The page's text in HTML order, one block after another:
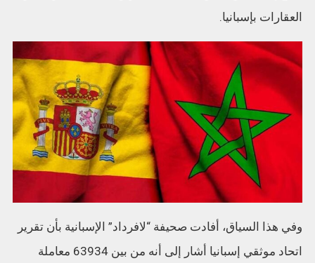
العقارات بإسبانيا.
وفي هذا السياق، أفادت صحيفة “لافرداد” الإسبانية بأن تقرير
اتحاد موثقي إسبانيا أشار إلى أنه من بين 63934 معاملة